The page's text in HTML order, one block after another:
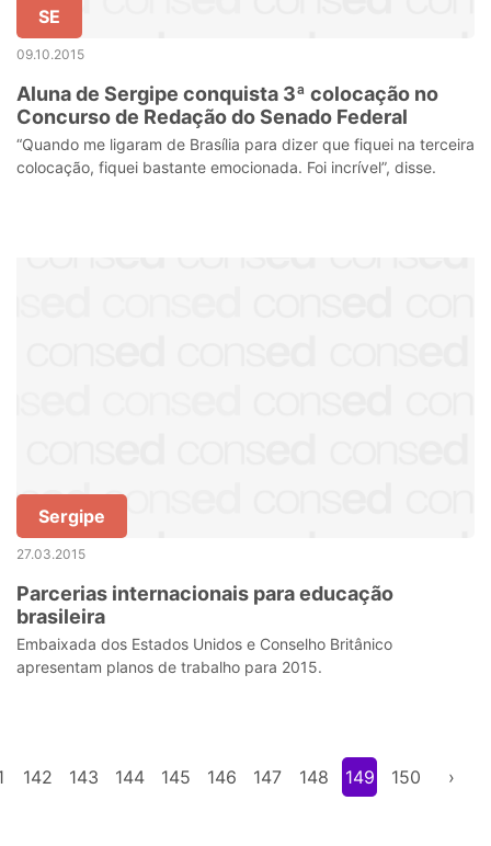
SE
09.10.2015
Aluna de Sergipe conquista 3ª colocação no
Concurso de Redação do Senado Federal
“Quando me ligaram de Brasília para dizer que fiquei na terceira
colocação, fiquei bastante emocionada. Foi incrível”, disse.
Sergipe
27.03.2015
Parcerias internacionais para educação
brasileira
Embaixada dos Estados Unidos e Conselho Britânico
apresentam planos de trabalho para 2015.
142 143 144 145 146 147 148 149 150 ›